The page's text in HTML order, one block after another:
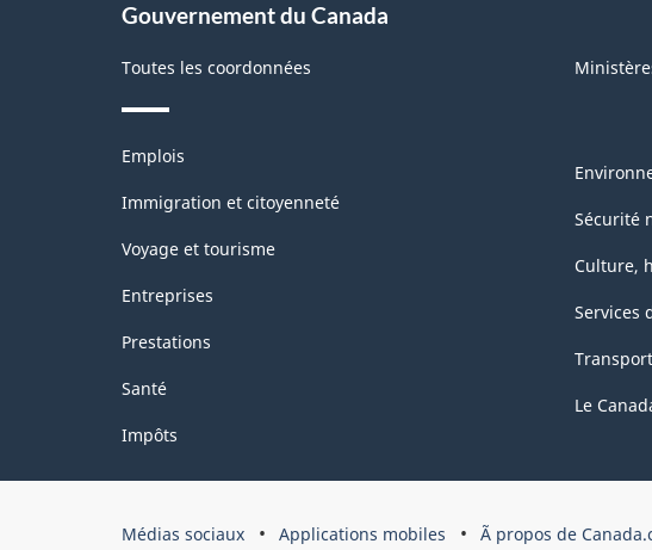
Gouvernement du Canada
Toutes les coordonnées
Thèmes
sujets
Emplois
Immigration et citoyenneté
Voyage et tourisme
Entreprises
Prestations
Santé
Impôts
Sécurité
Culture,
Services
Le
Organisation
Médias sociaux Applications mobiles Ã propos de